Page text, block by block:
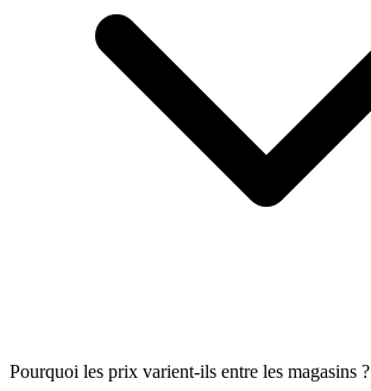
Pourquoi les prix varient-ils entre les magasins ?